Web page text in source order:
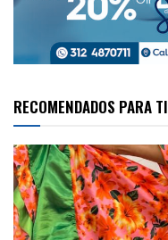
RECOMENDADOS PARA TI